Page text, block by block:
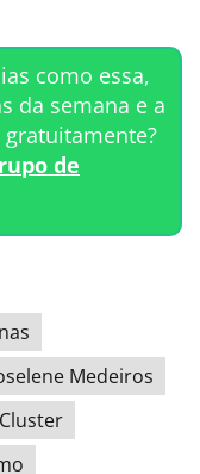
como essa,
da semana e a
gratuitamente?
de
Medeiros
Cluster